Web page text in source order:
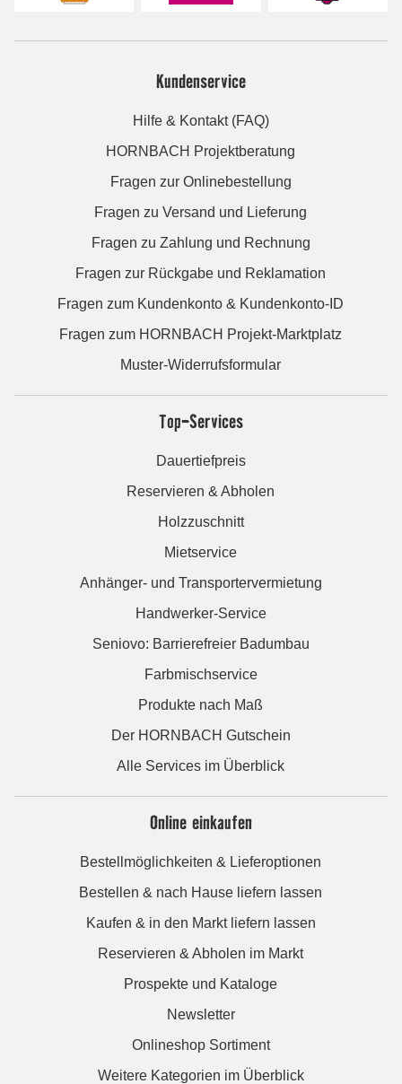
Kundenservice
Hilfe & Kontakt (FAQ)
HORNBACH Projektberatung
Fragen zur Onlinebestellung
Fragen zu Versand und Lieferung
Fragen zu Zahlung und Rechnung
Fragen zur Rückgabe und Reklamation
Fragen zum Kundenkonto & Kundenkonto-ID
Fragen zum HORNBACH Projekt-Marktplatz
Muster-Widerrufsformular
Top-Services
Dauertiefpreis
Reservieren & Abholen
Holzzuschnitt
Mietservice
Anhänger- und Transportervermietung
Handwerker-Service
Seniovo: Barrierefreier Badumbau
Farbmischservice
Produkte nach Maß
Der HORNBACH Gutschein
Alle Services im Überblick
Online einkaufen
Bestellmöglichkeiten & Lieferoptionen
Bestellen & nach Hause liefern lassen
Kaufen & in den Markt liefern lassen
Reservieren & Abholen im Markt
Prospekte und Kataloge
Newsletter
Onlineshop Sortiment
Weitere Kategorien im Überblick